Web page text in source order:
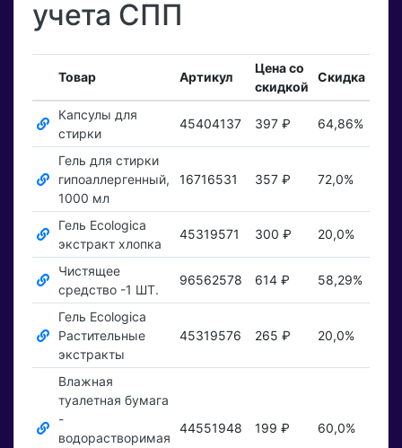
учета СПП
Товар Артикул
Цена со
скидкой
Скидка
Капсулы для
стирки
45404137 397 ₽ 64,86%
Гель для стирки
гипоаллергенный,
1000 мл
16716531 357 ₽ 72,0%
Гель Ecologica
экстракт хлопка
45319571 300 ₽ 20,0%
Чистящее
средство -1 ШТ.
96562578 614 ₽ 58,29%
Гель Ecologica
Растительные
экстракты
45319576 265 ₽ 20,0%
Влажная
туалетная бумага
-
водорастворимая
44551948 199 ₽ 60,0%